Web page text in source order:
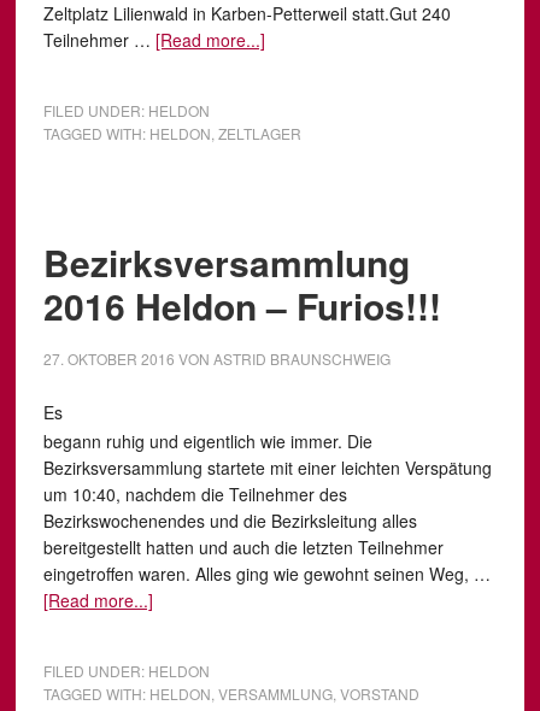
Zeltplatz Lilienwald in Karben-Petterweil statt.Gut 240
Teilnehmer … [Read more...]
FILED UNDER: HELDON
TAGGED WITH: HELDON ZELTLAGER
Bezirksversammlung
2016 Heldon – Furios!!!
27. OKTOBER 2016 VON ASTRID BRAUNSCHWEIG
Es
begann ruhig und eigentlich wie immer. Die
Bezirksversammlung startete mit einer leichten Verspätung
um 10:40, nachdem die Teilnehmer des
Bezirkswochenendes und die Bezirksleitung alles
bereitgestellt hatten und auch die letzten Teilnehmer
eingetroffen waren. Alles ging wie gewohnt seinen Weg, …
[Read more...]
FILED UNDER: HELDON
TAGGED WITH: HELDON VERSAMMLUNG, VORSTAND